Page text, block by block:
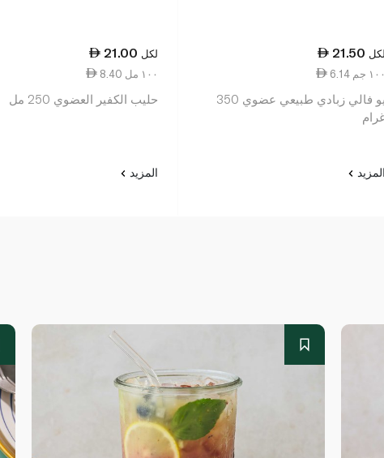
21.50 لكل
6.14 ١٠٠ جم
يو فالي زبادي طبيعي عضوي 350
المزيد
21.00 لكل
8.40 ١٠٠ مل
حليب الكفير العضوي 250 مل
المزيد